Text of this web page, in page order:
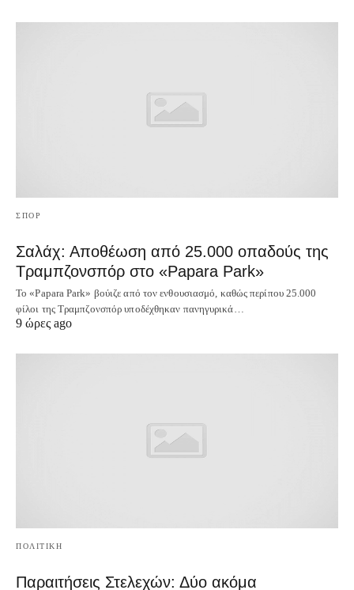
ΣΠΟΡ
Σαλάχ: Αποθέωση από 25.000 οπαδούς της
Τραμπζονσπόρ στο «Papara Park»
Το «Papara Park» βούιζε από τον ενθουσιασμό, καθώς περίπου 25.000
φίλοι της Τραμπζονσπόρ υποδέχθηκαν πανηγυρικά…
9 ώρες ago
ΠΟΛΙΤΙΚΗ
Παραιτήσεις Στελεχών: Δύο ακόμα